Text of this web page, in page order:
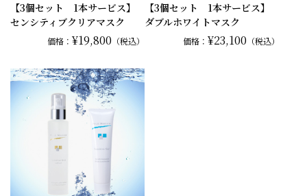
【3個セット 1本サービス】
センシティブクリアマスク
価格：¥19,800 （税込）
【3個セット 1本サービス】
ダブルホワイトマスク
価格： ¥23,100 （税込）